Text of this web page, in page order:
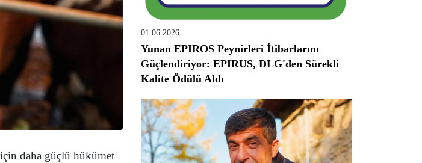
daha güçlü hükümet
01.06.2026
Yunan EPIROS Peynirleri İtibarlarını
Güçlendiriyor: EPIRUS, DLG'den Sürekli
Kalite Ödülü Aldı